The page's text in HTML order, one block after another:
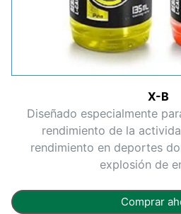
X-B
Diseñado especialmente
rendimiento de la
rendimiento en deportes
explosión de
Comprar